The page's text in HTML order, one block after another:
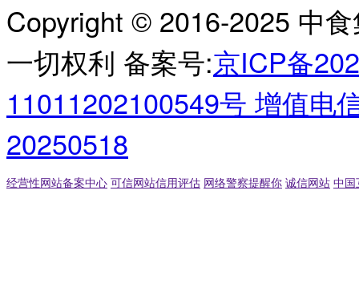
Copyright © 2016-2025 中
一切权利 备案号:京ICP备
11011202100549号 增值电
20250518
经营性网站备案中心 可信网站信用评估 网络警察提醒你 诚信网站 中国